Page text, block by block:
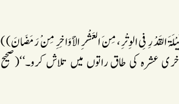
فِی الوِتْرِ، مِنَ العَشْرِ الأَوَاخِرِ مِنْ رَمَضَانَ))
کی طاق راتوں میں تلاش کرو۔‘‘(صحیح